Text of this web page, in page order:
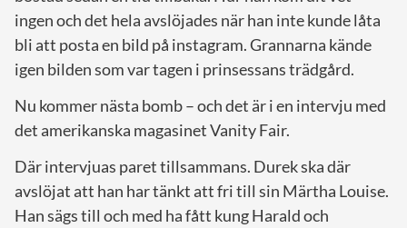
ingen och det hela avslöjades när han inte kunde låta
bli att posta en bild på instagram. Grannarna kände
igen bilden som var tagen i prinsessans trädgård.
Nu kommer nästa bomb – och det är i en intervju med
det amerikanska magasinet Vanity Fair.
Där intervjuas paret tillsammans. Durek ska där
avslöjat att han har tänkt att fri till sin Märtha Louise.
Han sägs till och med ha fått kung Harald och